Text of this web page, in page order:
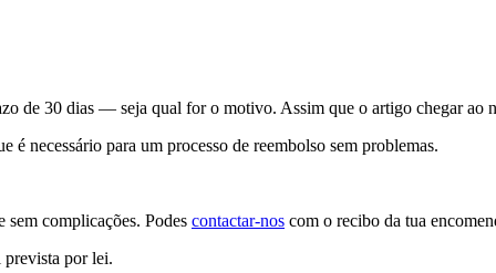
de 30 dias — seja qual for o motivo. Assim que o artigo chegar ao
é necessário para um processo de reembolso sem problemas.
complicações. Podes contactar-nos com o recibo da tua
prevista por lei.